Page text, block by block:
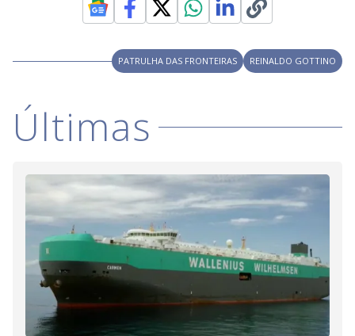
PATRULHA DAS FRONTEIRAS REINALDO GOTTINO
Últimas